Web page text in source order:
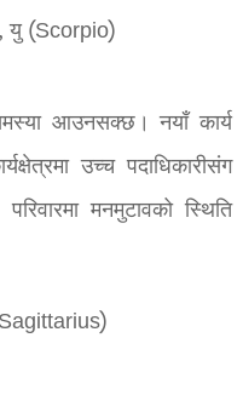
यु (Scorpio)
आउनसक्छ। नयाँ कार्य
उच्च पदाधिकारीसंग
मनमुटावको स्थिति